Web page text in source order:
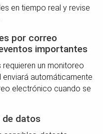
en tiempo real y revise
por correo
importantes
un monitoreo
enviará automáticamente
electrónico cuando se
de datos